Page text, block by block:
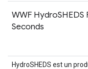
WWF
Seconds
HydroSHEDS est un